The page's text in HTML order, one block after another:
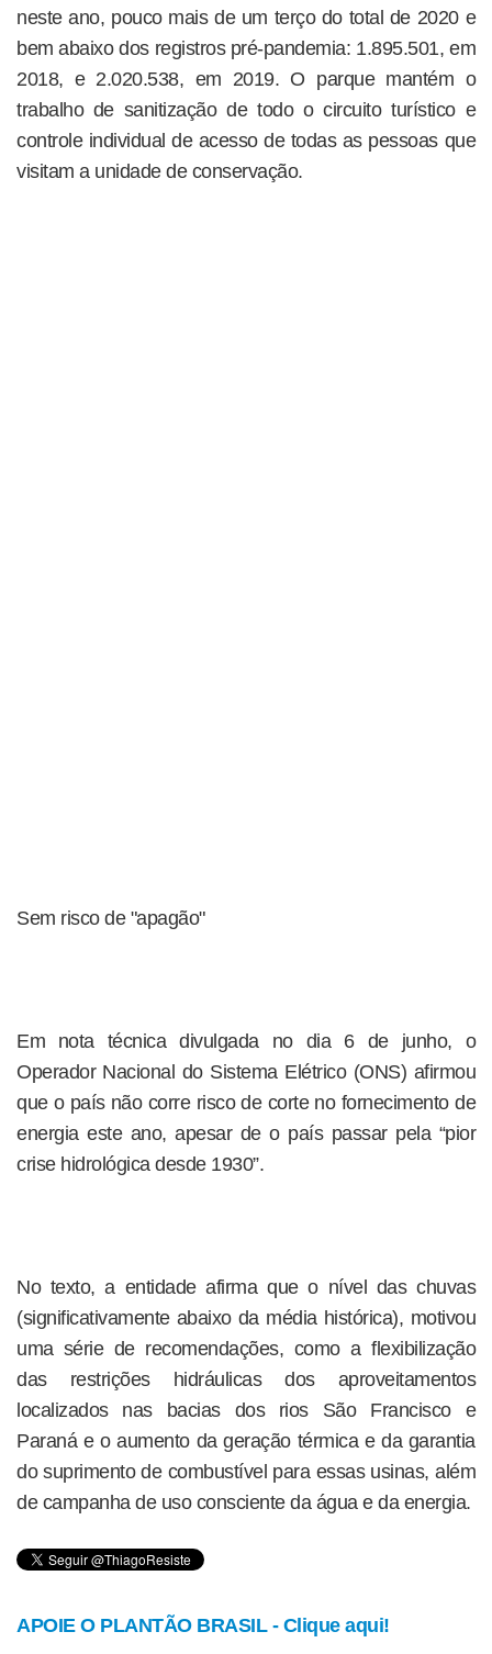
neste ano, pouco mais de um terço do total de 2020 e
bem abaixo dos registros pré-pandemia: 1.895.501, em
2018, e 2.020.538, em 2019. O parque mantém o
trabalho de sanitização de todo o circuito turístico e
controle individual de acesso de todas as pessoas que
visitam a unidade de conservação.
Sem risco de "apagão"
Em nota técnica divulgada no dia 6 de junho, o
Operador Nacional do Sistema Elétrico (ONS) afirmou
que o país não corre risco de corte no fornecimento de
energia este ano, apesar de o país passar pela “pior
crise hidrológica desde 1930”.
No texto, a entidade afirma que o nível das chuvas
(significativamente abaixo da média histórica), motivou
uma série de recomendações, como a flexibilização
das restrições hidráulicas dos aproveitamentos
localizados nas bacias dos rios São Francisco e
Paraná e o aumento da geração térmica e da garantia
do suprimento de combustível para essas usinas, além
de campanha de uso consciente da água e da energia.
APOIE O PLANTÃO BRASIL - Clique aqui!